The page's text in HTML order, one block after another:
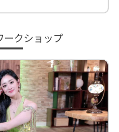
ークショップ